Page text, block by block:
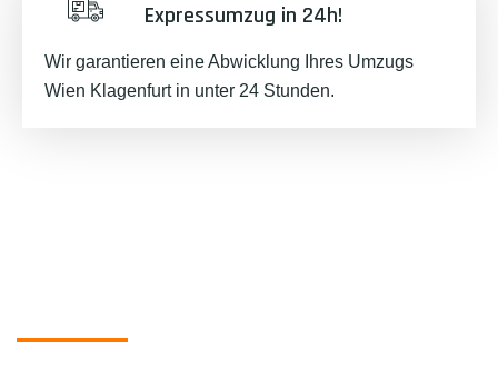
Expressumzug in 24h!
Wir garantieren eine Abwicklung Ihres Umzugs
Wien Klagenfurt in unter 24 Stunden.